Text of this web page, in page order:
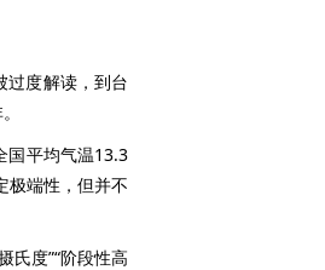
度解读，到台
平均气温13.3
极端性，但并不
度”“阶段性高